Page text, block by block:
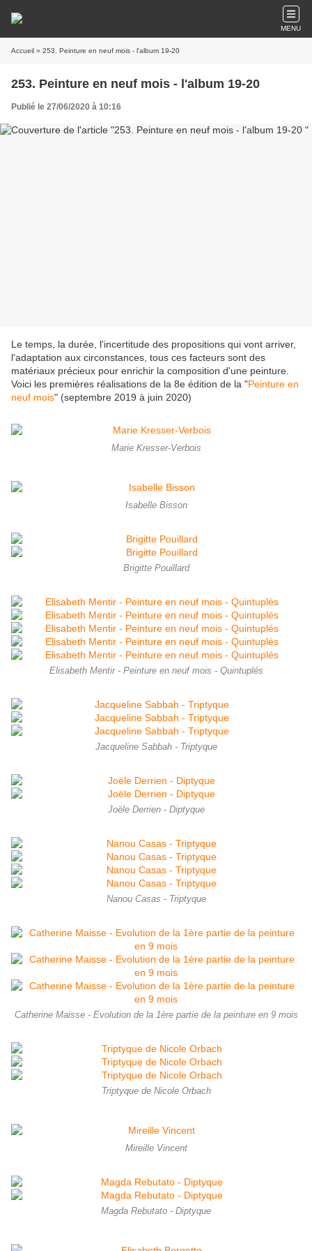
MENU
Accueil » 253. Peinture en neuf mois - l'album 19-20
253. Peinture en neuf mois - l'album 19-20
Publié le 27/06/2020 à 10:16
Le temps, la durée, l'incertitude des propositions qui vont arriver,
l'adaptation aux circonstances, tous ces facteurs sont des
matériaux précieux pour enrichir la composition d'une peinture.
Voici les premières réalisations de la 8e édition de la "Peinture en
neuf mois" (septembre 2019 à juin 2020)
Marie Kresser-Verbois
Isabelle Bisson
Brigitte Pouillard
Elisabeth Mentir - Peinture en neuf mois - Quintuplés
Jacqueline Sabbah - Triptyque
Joële Derrien - Diptyque
Nanou Casas - Triptyque
Catherine Maisse - Evolution de la 1ère partie de la peinture en 9 mois
Triptyque de Nicole Orbach
Mireille Vincent
Magda Rebutato - Diptyque